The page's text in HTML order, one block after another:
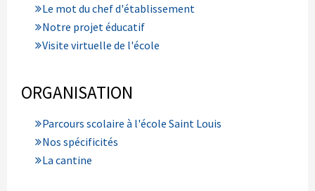
Le mot du chef d'établissement
Notre projet éducatif
Visite virtuelle de l'école
ORGANISATION
Parcours scolaire à l'école Saint Louis
Nos spécificités
La cantine